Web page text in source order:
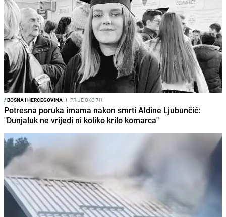
/BOSNA I HERCEGOVINA I PRIJE OKO 7H
Potresna poruka imama nakon smrti Aldine Ljubunčić:
"Dunjaluk ne vrijedi ni koliko krilo komarca"